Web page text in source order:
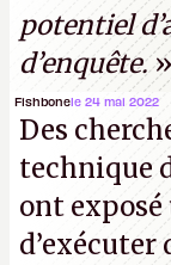
potentiel
d’enquête.»
Fishbonele 24 mai 2022
Des
technique
ont